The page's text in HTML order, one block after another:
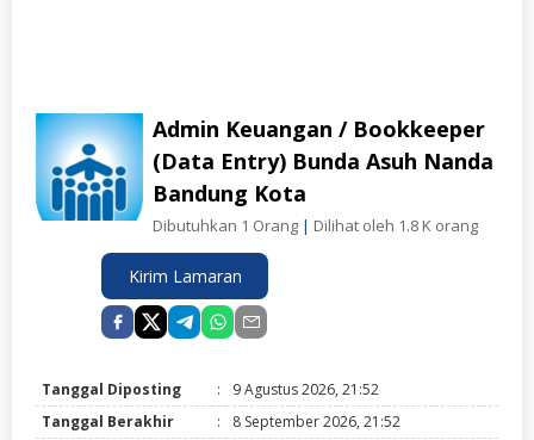
Admin Keuangan / Bookkeeper
(Data Entry) Bunda Asuh Nanda
Bandung Kota
Dibutuhkan 1 Orang | Dilihat oleh 1.8 K orang
Kirim Lamaran
Tanggal Diposting :
9 Agustus 2026, 21:52
Tanggal Berakhir
:
8 September 2026, 21:52